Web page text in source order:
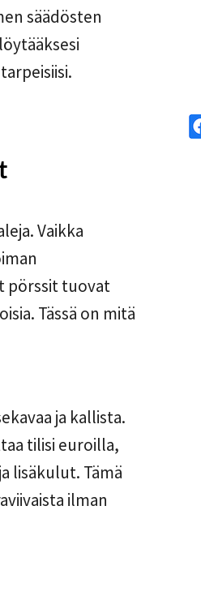
säädösten
Vaikka
pörssit tuovat
Tässä on mitä
ja kallista.
tilisi euroilla,
lisäkulut. Tämä
ilman